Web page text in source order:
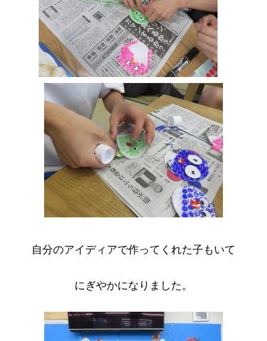
自分のアイディアで作ってくれた子もいて
にぎやかになりました。